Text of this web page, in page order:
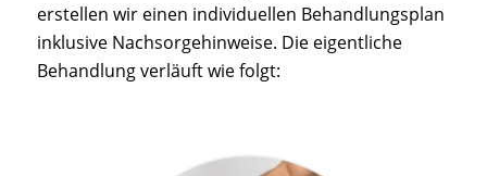
erstellen wir einen individuellen Behandlungsplan
inklusive Nachsorgehinweise. Die eigentliche
Behandlung verläuft wie folgt: